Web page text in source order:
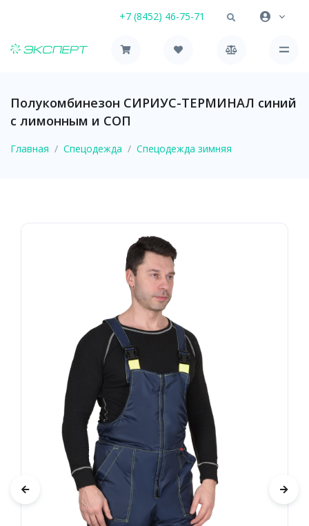
+7 (8452) 46-75-71
Полукомбинезон СИРИУС-ТЕРМИНАЛ синий
с лимонным и СОП
Главная Спецодежда Спецодежда зимняя